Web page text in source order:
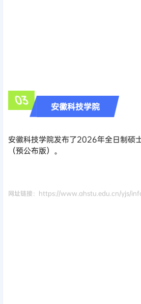
03 安徽科技学院
安徽科技学院发布了2026年全日制硕
（预公布版）。
网址链接：https://www.ahstu.edu.cn/yjs/